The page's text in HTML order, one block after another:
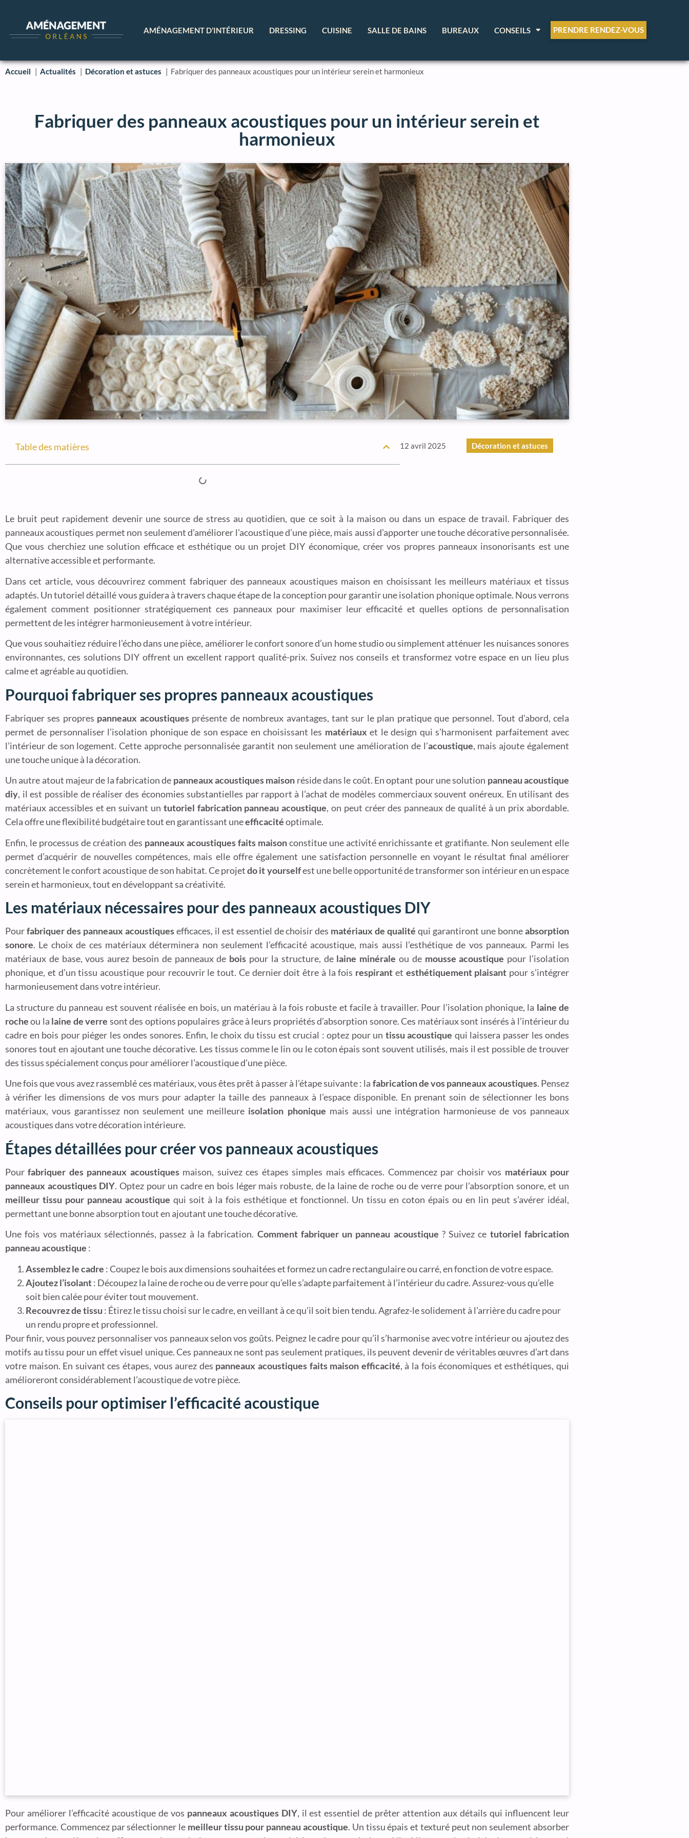
AMÉNAGEMENT D’INTÉRIEUR DRESSING CUISINE SALLE DE BAINS BUREAUX CONSEILS PRENDRE RENDEZ-VOUS
Accueil Actualités Décoration et astuces Fabriquer des panneaux acoustiques pour un intérieur serein et harmonieux
Fabriquer des panneaux acoustiques pour un intérieur serein et
harmonieux
Table des matières 12 avril 2025 Décoration et astuces
Le bruit peut rapidement devenir une source de stress au quotidien, que ce soit à la maison ou dans un espace de travail. Fabriquer des
panneaux acoustiques permet non seulement d’améliorer l’acoustique d’une pièce, mais aussi d’apporter une touche décorative personnalisée.
Que vous cherchiez une solution efficace et esthétique ou un projet DIY économique, créer vos propres panneaux insonorisants est une
alternative accessible et performante.
Dans cet article, vous découvrirez comment fabriquer des panneaux acoustiques maison en choisissant les meilleurs matériaux et tissus
adaptés. Un tutoriel détaillé vous guidera à travers chaque étape de la conception pour garantir une isolation phonique optimale. Nous verrons
également comment positionner stratégiquement ces panneaux pour maximiser leur efficacité et quelles options de personnalisation
permettent de les intégrer harmonieusement à votre intérieur.
Que vous souhaitiez réduire l’écho dans une pièce, améliorer le confort sonore d’un home studio ou simplement atténuer les nuisances sonores
environnantes, ces solutions DIY offrent un excellent rapport qualité-prix. Suivez nos conseils et transformez votre espace en un lieu plus
calme et agréable au quotidien.
Pourquoi fabriquer ses propres panneaux acoustiques
Fabriquer ses propres panneaux acoustiquesprésente de nombreux avantages, tant sur le plan pratique que personnel. Tout d’abord, cela
permet de personnaliser l’isolation phonique de son espace en choisissant les matériaux et le design qui s’harmonisent parfaitement avec
l’intérieur de son logement. Cette approche personnalisée garantit non seulement une amélioration de l’acoustique, mais ajoute également
une touche unique à la décoration.
Un autre atout majeur de la fabrication de panneaux acoustiques maison réside dans le coût. En optant pour une solution panneau acoustique
diy, il est possible de réaliser des économies substantielles par rapport à l’achat de modèles commerciaux souvent onéreux. En utilisant des
matériaux accessibles et en suivant un tutoriel fabrication panneau acoustique, on peut créer des panneaux de qualité à un prix abordable.
Cela offre une flexibilité budgétaire tout en garantissant uneefficacitéoptimale.
Enfin, le processus de création des panneaux acoustiques faits maisonconstitue une activité enrichissante et gratifiante. Non seulement elle
permet d’acquérir de nouvelles compétences, mais elle offre également une satisfaction personnelle en voyant le résultat final améliorer
concrètement le confort acoustique de son habitat. Ce projetdo it yourselfest une belle opportunité de transformer son intérieur en un espace
serein et harmonieux, tout en développant sa créativité.
Les matériaux nécessaires pour des panneaux acoustiques DIY
Pourfabriquer des panneaux acoustiquesefficaces, il est essentiel de choisir des matériaux de qualité qui garantiront une bonneabsorption
sonore. Le choix de ces matériaux déterminera non seulement l’efficacité acoustique, mais aussi l’esthétique de vos panneaux. Parmi les
matériaux de base, vous aurez besoin de panneaux de bois pour la structure, de laine minérale ou de mousse acoustique pour l’isolation
phonique, et d’un tissu acoustique pour recouvrir le tout. Ce dernier doit être à la fois respirant et esthétiquement plaisant pour s’intégrer
harmonieusement dans votre intérieur.
La structure du panneau est souvent réalisée en bois, un matériau à la fois robuste et facile à travailler. Pour l’isolation phonique, la laine de
rocheou la laine de verre sont des options populaires grâce à leurs propriétés d’absorption sonore. Ces matériaux sont insérés à l’intérieur du
cadre en bois pour piéger les ondes sonores. Enfin, le choix du tissu est crucial : optez pour un tissu acoustique qui laissera passer les ondes
sonores tout en ajoutant une touche décorative. Les tissus comme le lin ou le coton épais sont souvent utilisés, mais il est possible de trouver
des tissus spécialement conçus pour améliorer l’acoustique d’une pièce.
Une fois que vous avez rassemblé ces matériaux, vous êtes prêt à passer à l’étape suivante : la fabrication de vos panneaux acoustiques. Pensez
à vérifier les dimensions de vos murs pour adapter la taille des panneaux à l’espace disponible. En prenant soin de sélectionner les bons
matériaux, vous garantissez non seulement une meilleure isolation phonique mais aussi une intégration harmonieuse de vos panneaux
acoustiques dans votre décoration intérieure.
Étapes détaillées pour créer vos panneaux acoustiques
Pourfabriquer des panneaux acoustiquesmaison, suivez ces étapes simples mais efficaces. Commencez par choisir vos matériaux pour
panneaux acoustiques DIY. Optez pour un cadre en bois léger mais robuste, de la laine de roche ou de verre pour l’absorption sonore, et un
meilleur tissu pour panneau acoustique qui soit à la fois esthétique et fonctionnel. Un tissu en coton épais ou en lin peut s’avérer idéal,
permettant une bonne absorption tout en ajoutant une touche décorative.
Une fois vos matériaux sélectionnés, passez à la fabrication. Comment fabriquer un panneau acoustique ? Suivez ce tutoriel fabrication
panneau acoustique :
Assemblez le cadre : Coupez le bois aux dimensions souhaitées et formez un cadre rectangulaire ou carré, en fonction de votre espace.
Ajoutez l’isolant: Découpez la laine de roche ou de verre pour qu’elle s’adapte parfaitement à l’intérieur du cadre. Assurez-vous qu’elle
soit bien calée pour éviter tout mouvement.
Recouvrez de tissu : Étirez le tissu choisi sur le cadre, en veillant à ce qu’il soit bien tendu. Agrafez-le solidement à l’arrière du cadre pour
un rendu propre et professionnel.
Pour finir, vous pouvez personnaliser vos panneaux selon vos goûts. Peignez le cadre pour qu’il s’harmonise avec votre intérieur ou ajoutez des
motifs au tissu pour un effet visuel unique. Ces panneaux ne sont pas seulement pratiques, ils peuvent devenir de véritables œuvres d’art dans
votre maison. En suivant ces étapes, vous aurez des panneaux acoustiques faits maison efficacité, à la fois économiques et esthétiques, qui
amélioreront considérablement l’acoustique de votre pièce.
Conseils pour optimiser l’efficacité acoustique
Pour améliorer l’efficacité acoustique de vos panneaux acoustiques DIY, il est essentiel de prêter attention aux détails qui influencent leur
performance. Commencez par sélectionner le meilleur tissu pour panneau acoustique. Un tissu épais et texturé peut non seulement absorber